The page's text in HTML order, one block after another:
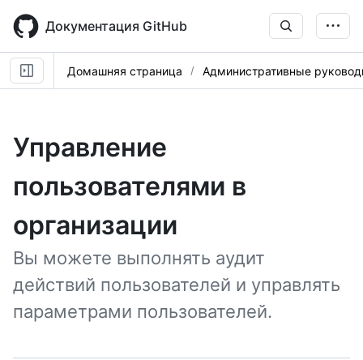
main
content
Документация GitHub
Домашняя страница Административные
Управление
пользователями в
организации
Вы можете выполнять аудит
действий пользователей и управлять
параметрами пользователей.